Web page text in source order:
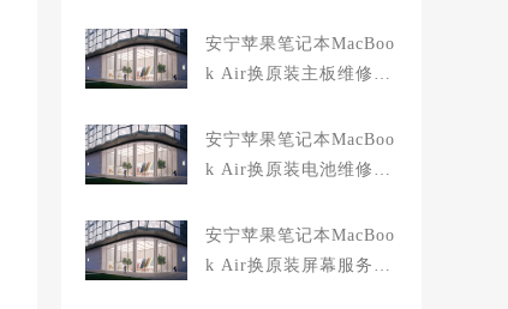
安宁苹果笔记本MacBoo
k Air换原装主板维修中
安宁苹果笔记本MacBoo
k Air换原装电池维修店
安宁苹果笔记本MacBoo
k Air换原装屏幕服务网